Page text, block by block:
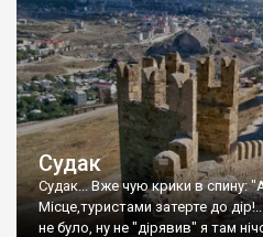
Судак
Судак... Вже чую крики в спину:
Місце,туристами затерте до
не було, ну не "дірявив" я там